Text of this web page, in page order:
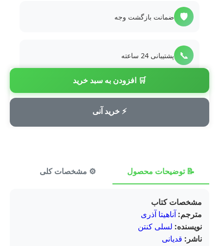
🛒 افزودن به سبد خرید
⚡ خرید آنی
🛡️ ضمانت بازگشت وجه
📞 پشتیبانی 24 ساعته
💳 پرداخت امن
📝 توضیحات محصول ⚙️ مشخصات کلی
مشخصات کتاب
مترجم: آناهیتا آذری
نویسنده: لسلی کنتن
ناشر: قدیانی